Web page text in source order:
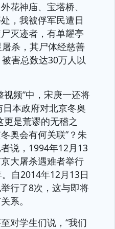
花神庙、宝塔桥、
，我被俘军民遭日
灭迹者，有单耀亭
杀，其尸体经慈善
害总数达30万人以
频”中，宋庚一还将
本政府对北京冬奥
更是荒谬的无稽之
奥会有何关联”？朱
说，1994年12月13
大屠杀遇难者举行
自2014年12月13日
行了8次，这与即将
系。
对学生们说，“我们